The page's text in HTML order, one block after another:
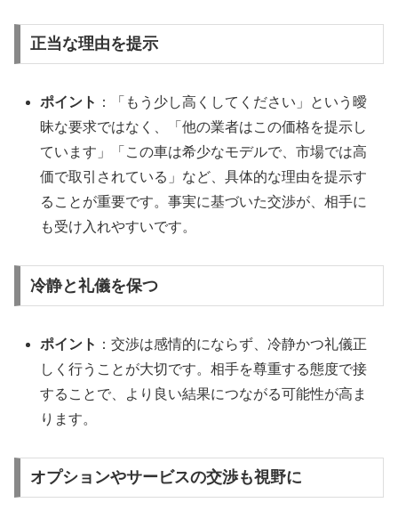
正当な理由を提示
ポイント ：「もう少し高くしてください」という曖
昧な要求ではなく、「他の業者はこの価格を提示し
ています」「この車は希少なモデルで、市場では高
価で取引されている」など、具体的な理由を提示す
ることが重要です。事実に基づいた交渉が、相手に
も受け入れやすいです。
冷静と礼儀を保つ
ポイント ：交渉は感情的にならず、冷静かつ礼儀正
しく行うことが大切です。相手を尊重する態度で接
することで、より良い結果につながる可能性が高ま
ります。
オプションやサービスの交渉も視野に